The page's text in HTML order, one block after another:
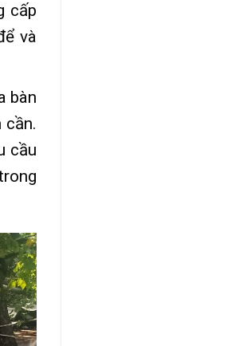
cấp
và
bàn
cần.
cầu